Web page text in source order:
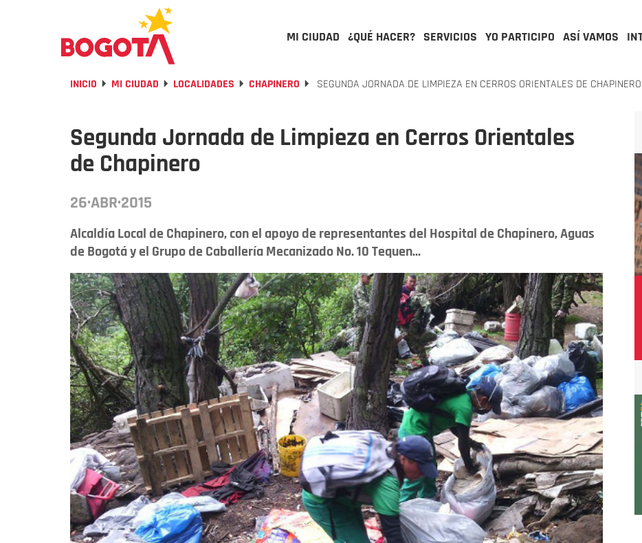
MI CIUDAD ¿QUÉ HACER? SERVICIOS YO PARTICIPO ASÍ VAMOS
INICIO MI CIUDAD LOCALIDADES CHAPINERO SEGUNDA JORNADA DE LIMPIEZA EN CERROS ORIENTALES DE CHAPINERO
Segunda Jornada de Limpieza en Cerros Orientales
de Chapinero
26·ABR·2015
Alcaldía Local de Chapinero, con el apoyo de representantes del Hospital de Chapinero, Aguas
de Bogotá y el Grupo de Caballería Mecanizado No. 10 Tequen...